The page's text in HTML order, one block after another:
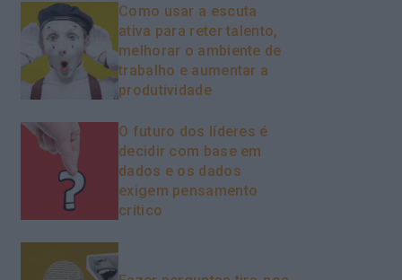
Como usar a escuta
ativa para reter talento,
melhorar o ambiente de
trabalho e aumentar a
produtividade
O futuro dos líderes é
decidir com base em
dados e os dados
exigem pensamento
crítico